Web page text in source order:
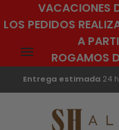
VACACIONES
LOS PEDIDOS
A
ROGAMOS
Entrega estimada 24